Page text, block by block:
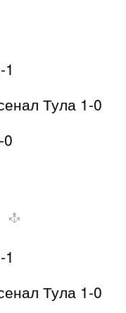
Тула 1-0
Тула 1-0